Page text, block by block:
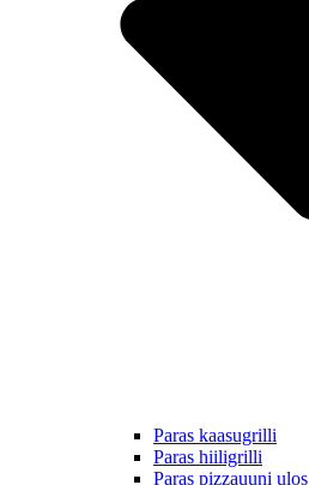
Paras kaasugrilli
Paras hiiligrilli
Paras pizzauuni ulos